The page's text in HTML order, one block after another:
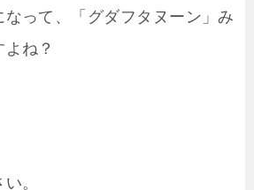
って、「グダフタヌーン」み
ね？
。